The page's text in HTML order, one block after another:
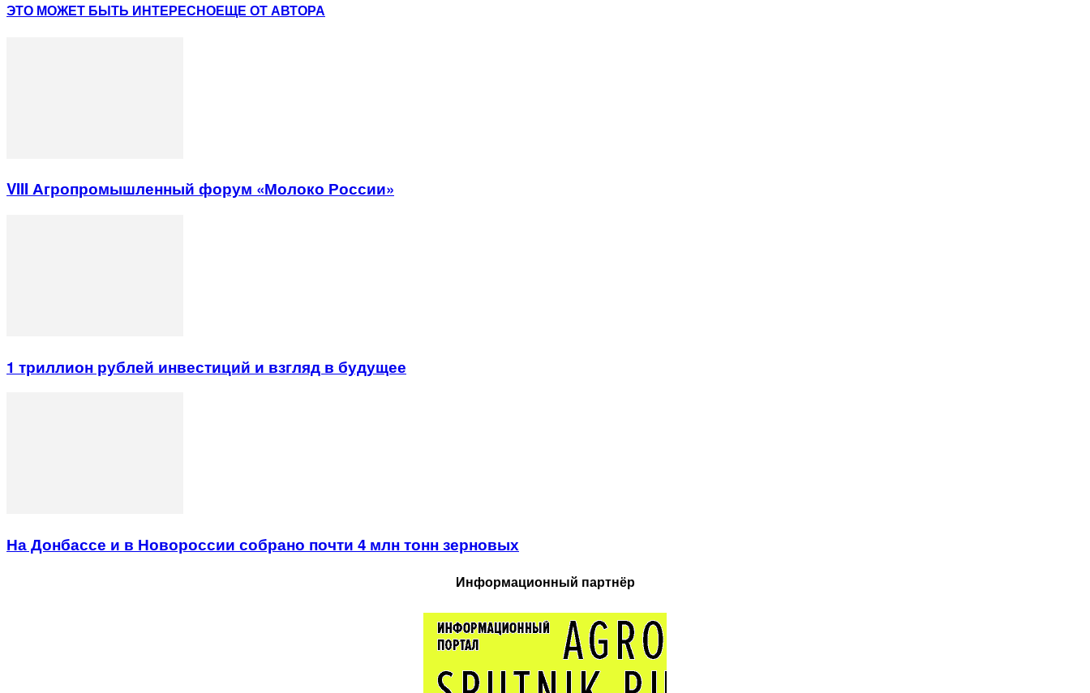
ЭТО МОЖЕТ БЫТЬ ИНТЕРЕСНОЕЩЕ ОТ АВТОРА
VIII Агропромышленный форум «Молоко России»
1 триллион рублей инвестиций и взгляд в будущее
На Донбассе и в Новороссии собрано почти 4 млн тонн зерновых
Информационный партнёр